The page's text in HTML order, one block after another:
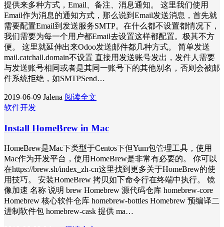
提供来多种方式，Email、备注、消息通知。 这里我们使用
Email作为消息的通知方式，那么说到Email发送消息，首先就
需要配置Email到发送服务SMTP。在什么都不设置都情况下，
我们需要为每一个用户都Email去设置这样都配置。极其不方
便。 这里就延伸出来Odoo发送邮件都几种方式。 简单发送
mail.catchall.domain不设置 直接用发送账号发出，发件人需要
与发送账号相同或者是其同一账号下的其他别名，否则会被邮
件系统拒绝，如SMTPSend…
2019-06-09 Jalena 阅读全文
软件开发
Install HomeBrew in Mac
HomeBrew是Mac下类型于Centos下但Yum包管理工具，使用
Mac作为开发平台，使用HomeBrew是非常有必要的。 你可以
在https://brew.sh/index_zh-cn这里找到更多关于HomeBrew的使
用技巧。 安装HomeBrew 拷贝如下命令行在终端中执行。 镜
像加速 名称 说明 brew Homebrew 源代码仓库 homebrew-core
Homebrew 核心软件仓库 homebrew-bottles Homebrew 预编译二
进制软件包 homebrew-cask 提供 ma…